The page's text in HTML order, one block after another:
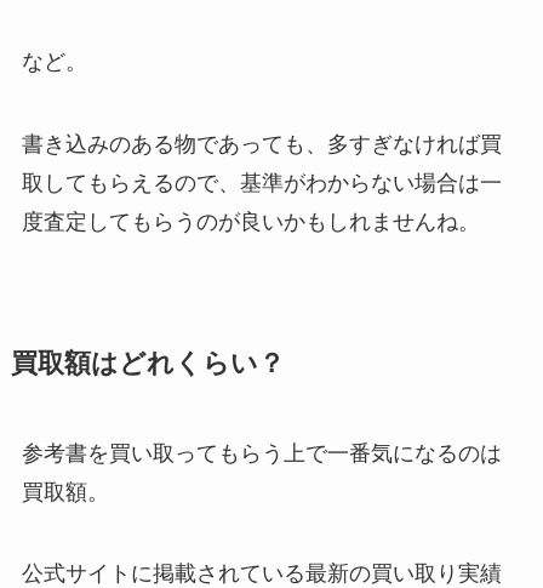
など。
書き込みのある物であっても、多すぎなければ買
取してもらえるので、基準がわからない場合は一
度査定してもらうのが良いかもしれませんね。
買取額はどれくらい？
参考書を買い取ってもらう上で一番気になるのは
買取額。
公式サイトに掲載されている最新の買い取り実績